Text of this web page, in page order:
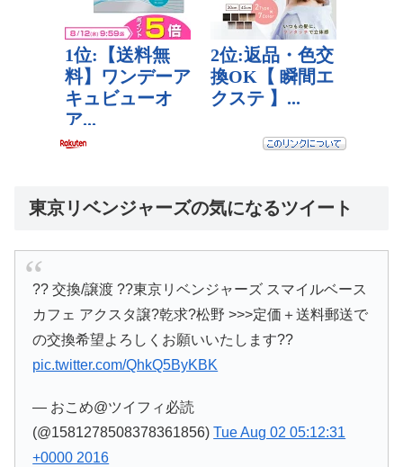
東京リベンジャーズの気になるツイート
?? 交換/譲渡 ??東京リベンジャーズ スマイルベース
カフェ アクスタ譲?乾求?松野 >>>定価＋送料郵送で
の交換希望よろしくお願いいたします??
pic.twitter.com/QhkQ5ByKBK
— おこめ@ツイフィ必読
(@1581278508378361856)Tue Aug 02 05:12:31
+0000 2016